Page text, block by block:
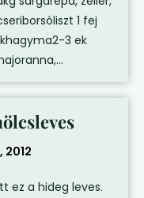
1 fej
3 ek
2012
ez a hideg leves.